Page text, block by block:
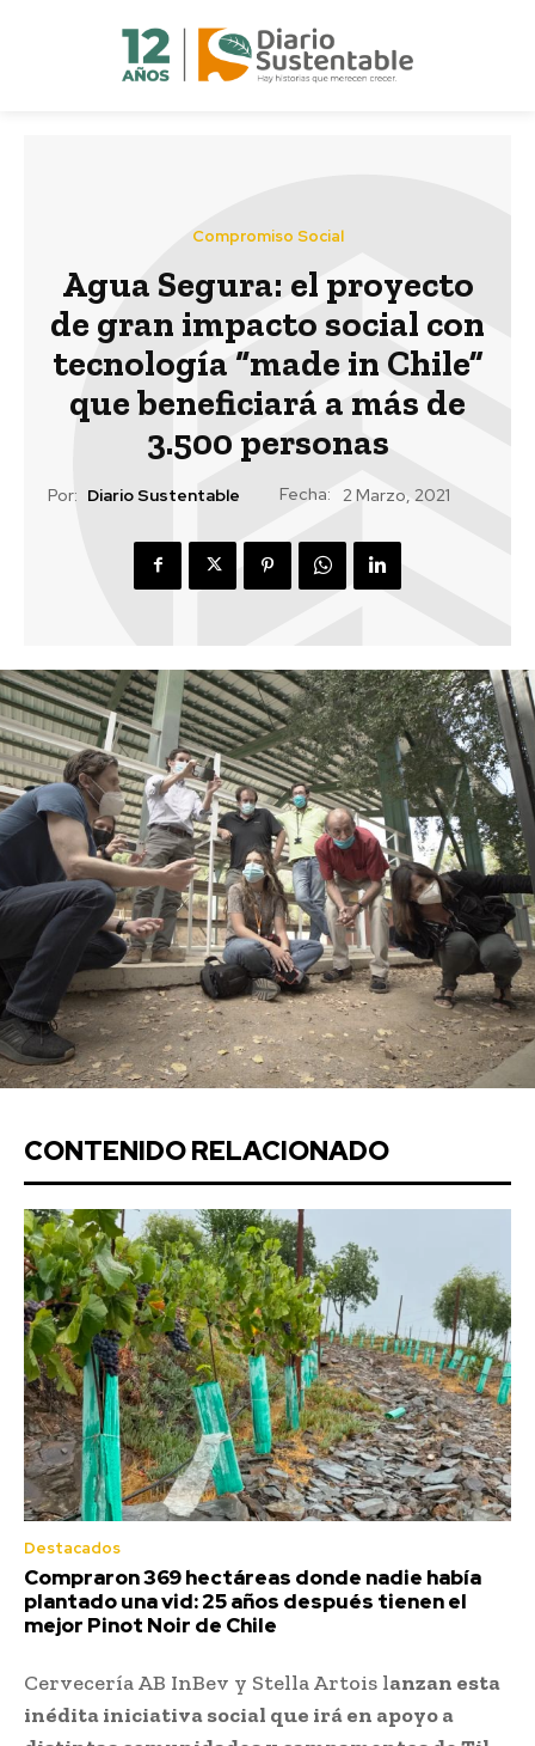
Compromiso Social
Agua Segura: el proyecto
de gran impacto social con
tecnología “made in Chile”
que beneficiará a más de
3.500 personas
Por: Diario Sustentable Fecha: 2 Marzo, 2021
CONTENIDO RELACIONADO
Destacados
Compraron 369 hectáreas donde nadie había
plantado una vid: 25 años después tienen el
mejor Pinot Noir de Chile
Cervecería AB InBev y Stella Artois lanzan esta
inédita iniciativa social que irá en apoyo a